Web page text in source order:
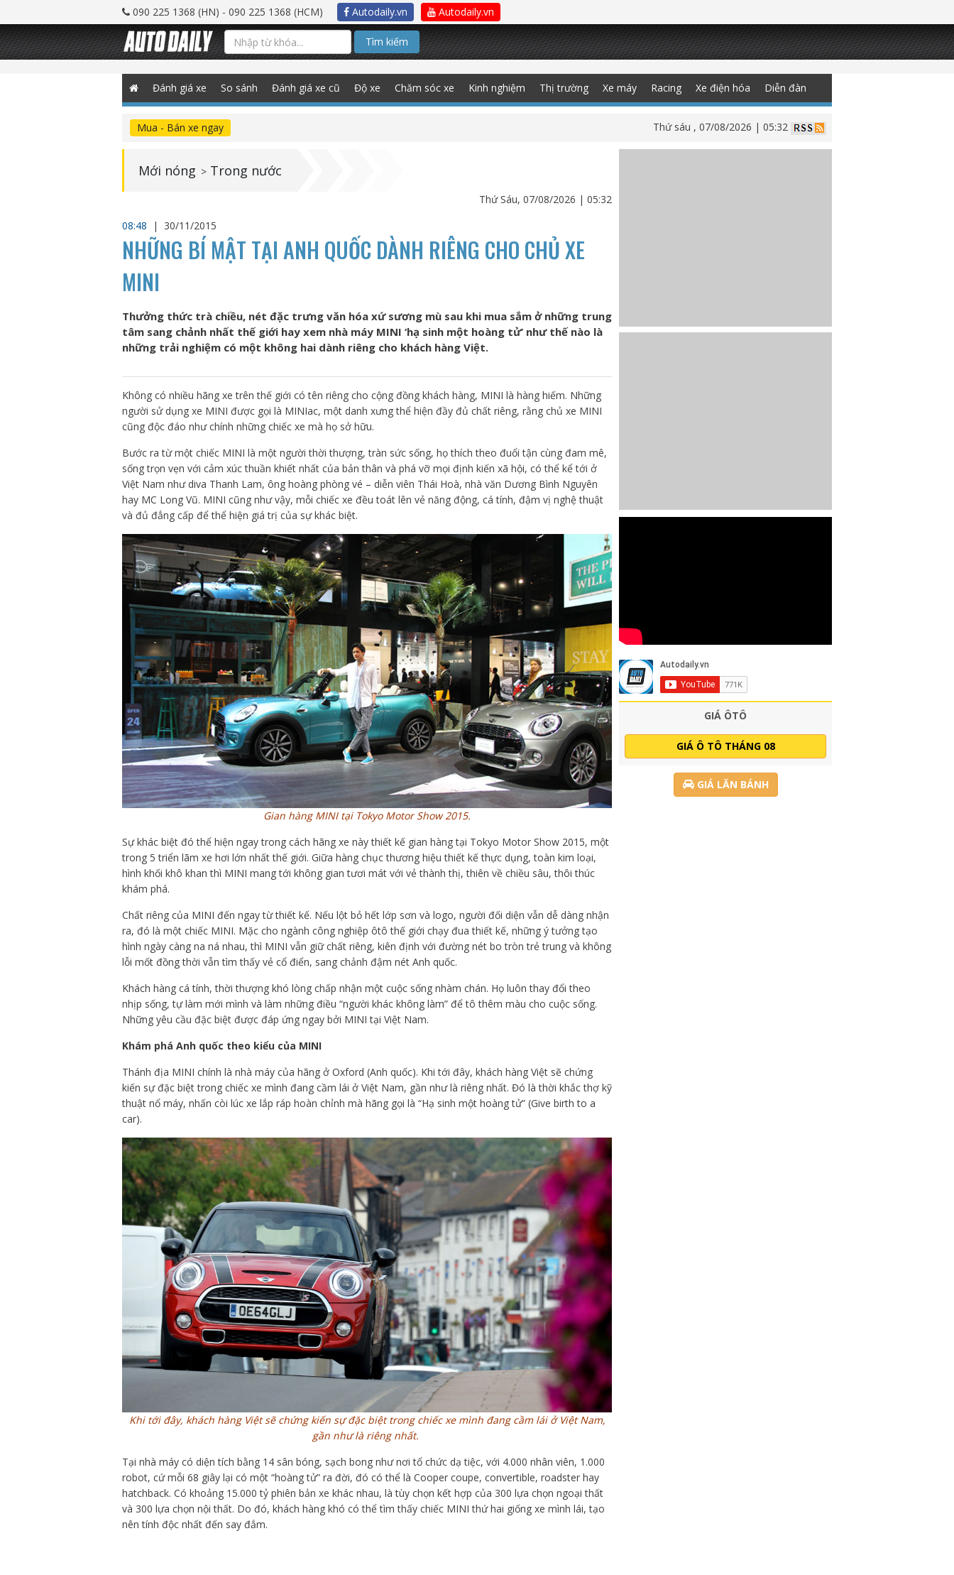
090 225 1368 (HN) - 090 225 1368 (HCM) Autodaily.vn Autodaily.vn
Tìm kiếm
Đánh giá xe So sánh Đánh giá xe cũ Độ xe Chăm sóc xe Kinh nghiệm Thị trường Xe máy Racing Xe điện hóa Diễn đàn
Mua - Bán xe ngay Thứ sáu , 07/08/2026 | 05:32
Mới nóng > Trong nước
Thứ Sáu, 07/08/2026 | 05:32
08:48
| 30/11/2015
NHỮNG BÍ MẬT TẠI ANH QUỐC DÀNH RIÊNG CHO CHỦ XE
MINI
Thưởng thức trà chiều, nét đặc trưng văn hóa xứ sương mù sau khi mua sắm ở những trung
tâm sang chảnh nhất thế giới hay xem nhà máy MINI ‘hạ sinh một hoàng tử’ như thế nào là
những trải nghiệm có một không hai dành riêng cho khách hàng Việt.
Không có nhiều hãng xe trên thế giới có tên riêng cho cộng đồng khách hàng, MINI là hàng hiếm. Những
người sử dụng xe MINI được gọi là MINIac, một danh xưng thể hiện đầy đủ chất riêng, rằng chủ xe MINI
cũng độc đáo như chính những chiếc xe mà họ sở hữu.
Bước ra từ một chiếc MINI là một người thời thượng, tràn sức sống, họ thích theo đuổi tận cùng đam mê,
sống trọn vẹn với cảm xúc thuần khiết nhất của bản thân và phá vỡ mọi định kiến xã hội, có thể kể tới ở
Việt Nam như diva Thanh Lam, ông hoàng phòng vé – diễn viên Thái Hoà, nhà văn Dương Bình Nguyên
hay MC Long Vũ. MINI cũng như vậy, mỗi chiếc xe đều toát lên vẻ năng động, cá tính, đậm vị nghệ thuật
và đủ đẳng cấp để thể hiện giá trị của sự khác biệt.
Gian hàng MINI tại Tokyo Motor Show 2015.
Sự khác biệt đó thể hiện ngay trong cách hãng xe này thiết kế gian hàng tại Tokyo Motor Show 2015, một
trong 5 triển lãm xe hơi lớn nhất thế giới. Giữa hàng chục thương hiệu thiết kế thực dụng, toàn kim loại,
hình khối khô khan thì MINI mang tới không gian tươi mát với vẻ thành thị, thiên về chiều sâu, thôi thúc
khám phá.
Chất riêng của MINI đến ngay từ thiết kế. Nếu lột bỏ hết lớp sơn và logo, người đối diện vẫn dễ dàng nhận
ra, đó là một chiếc MINI. Mặc cho ngành công nghiệp ôtô thế giới chạy đua thiết kế, những ý tưởng tạo
hình ngày càng na ná nhau, thì MINI vẫn giữ chất riêng, kiên định với đường nét bo tròn trẻ trung và không
lỗi mốt đồng thời vẫn tìm thấy vẻ cổ điển, sang chảnh đậm nét Anh quốc.
Khách hàng cá tính, thời thượng khó lòng chấp nhận một cuộc sống nhàm chán. Họ luôn thay đổi theo
nhịp sống, tự làm mới mình và làm những điều “người khác không làm” để tô thêm màu cho cuộc sống.
Những yêu cầu đặc biệt được đáp ứng ngay bởi MINI tại Việt Nam.
Khám phá Anh quốc theo kiểu của MINI
Thánh địa MINI chính là nhà máy của hãng ở Oxford (Anh quốc). Khi tới đây, khách hàng Việt sẽ chứng
kiến sự đặc biệt trong chiếc xe mình đang cầm lái ở Việt Nam, gần như là riêng nhất. Đó là thời khắc thợ kỹ
thuật nổ máy, nhấn còi lúc xe lắp ráp hoàn chỉnh mà hãng gọi là “Hạ sinh một hoàng tử” (Give birth to a
car).
Khi tới đây, khách hàng Việt sẽ chứng kiến sự đặc biệt trong chiếc xe mình đang cầm lái ở Việt Nam,
gần như là riêng nhất.
Tại nhà máy có diện tích bằng 14 sân bóng, sạch bong như nơi tổ chức dạ tiệc, với 4.000 nhân viên, 1.000
robot, cứ mỗi 68 giây lại có một “hoàng tử” ra đời, đó có thể là Cooper coupe, convertible, roadster hay
hatchback. Có khoảng 15.000 tỷ phiên bản xe khác nhau, là tùy chọn kết hợp của 300 lựa chọn ngoại thất
và 300 lựa chọn nội thất. Do đó, khách hàng khó có thể tìm thấy chiếc MINI thứ hai giống xe mình lái, tạo
nên tính độc nhất đến say đắm.
GIÁ ÔTÔ
GIÁ Ô TÔ THÁNG 08
GIÁ LĂN BÁNH